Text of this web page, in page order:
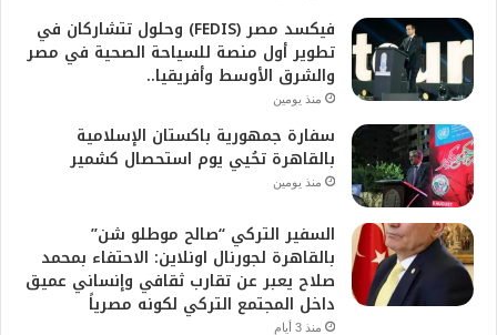
فيكسد مصر (FEDIS) وحلول تتشاركان في
تطوير أول منصة للسياحة الصحية في مصر
والشرق الأوسط وأفريقيا..
منذ يومين
سفارة جمهورية باكستان الإسلامية
بالقاهرة تحُيي يوم استحصال كشمير
منذ يومين
السفير التركي “صالح موطلو شن”
بالقاهرة لجورنال اونلاين: الاحتفاء بمحمد
صلاح يعبر عن تقارب ثقافي وإنساني عميق
داخل المجتمع التركي لكونه مصرياً
منذ 3 أيام